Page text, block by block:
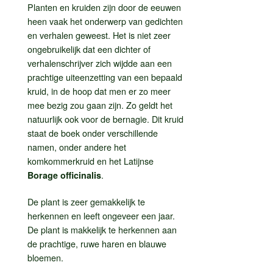
Planten en kruiden zijn door de eeuwen
heen vaak het onderwerp van gedichten
en verhalen geweest. Het is niet zeer
ongebruikelijk dat een dichter of
verhalenschrijver zich wijdde aan een
prachtige uiteenzetting van een bepaald
kruid, in de hoop dat men er zo meer
mee bezig zou gaan zijn. Zo geldt het
natuurlijk ook voor de bernagie. Dit kruid
staat de boek onder verschillende
namen, onder andere het
komkommerkruid en het Latijnse
Borage officinalis.
De plant is zeer gemakkelijk te
herkennen en leeft ongeveer een jaar.
De plant is makkelijk te herkennen aan
de prachtige, ruwe haren en blauwe
bloemen.